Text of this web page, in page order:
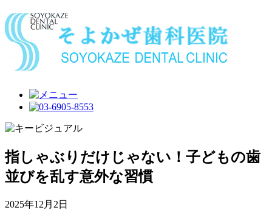
指しゃぶりだけじゃない！子どもの歯
並びを乱す意外な習慣
2025年12月2日